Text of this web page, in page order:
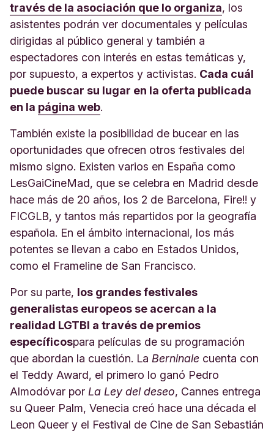
través de la asociación que lo organiza, los
asistentes podrán ver documentales y películas
dirigidas al público general y también a
espectadores con interés en estas temáticas y,
por supuesto, a expertos y activistas. Cada cuál
puede buscar su lugar en la oferta publicada
en la página web.
También existe la posibilidad de bucear en las
oportunidades que ofrecen otros festivales del
mismo signo. Existen varios en España como
LesGaiCineMad, que se celebra en Madrid desde
hace más de 20 años, los 2 de Barcelona, Fire!! y
FICGLB, y tantos más repartidos por la geografía
española. En el ámbito internacional, los más
potentes se llevan a cabo en Estados Unidos,
como el Frameline de San Francisco.
Por su parte, los grandes festivales
generalistas europeos se acercan a la
realidad LGTBI a través de premios
específicospara películas de su programación
que abordan la cuestión. La Berninale cuenta con
el Teddy Award, el primero lo ganó Pedro
Almodóvar por La Ley del deseo, Cannes entrega
su Queer Palm, Venecia creó hace una década el
Leon Queer y el Festival de Cine de San Sebastián